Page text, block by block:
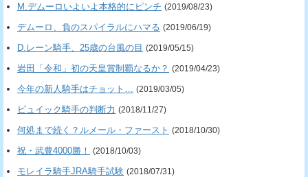
M.デムーロいよいよ本格的にピンチ (2019/08/23)
デムーロ、負のスパイラルにハマる (2019/06/19)
D.レーン騎手、25歳の台風の目 (2019/05/15)
岩田「令和」初の天皇賞制覇なるか？ (2019/04/23)
今年の新人騎手はチョット… (2019/03/05)
ビュイック騎手の判断力 (2018/11/27)
何処まで続く？ルメール・ファースト (2018/10/30)
祝・武豊4000勝！ (2018/10/03)
モレイラ騎手JRA騎手試験 (2018/07/31)